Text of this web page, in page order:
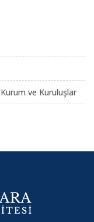
ve Kuruluşlar